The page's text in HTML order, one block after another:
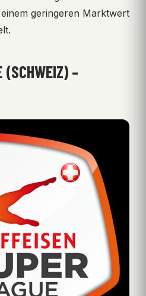
geringeren Marktwert
(SCHWEIZ) –